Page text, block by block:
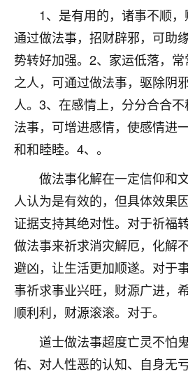
1、是有用的，诸事不顺
通过做法事，招财辟邪，可助
势转好加强。2、家运低落，
之人，可通过做法事，驱除阴
人。3、在感情上，分分合合
法事，可增进感情，使感情进
和和睦睦。4、。
做法事化解在一定信仰和
人认为是有效的，但具体效果
证据支持其绝对性。对于祈福
做法事来祈求消灾解厄，化解
避凶，让生活更加顺遂。对于
事祈求事业兴旺，财源广进，
顺利利，财源滚滚。对于。
道士做法事超度亡灵不怕
佑、对人性恶的认知、自身无
金白水清
我也想找老师看看，有没有
鹿森：慧来老师微信：
青春168
我也想要，我也想要！
Jessica李
老师做不做超度法事？我想
刚去世了。
七零老顽童：我母亲前年
做梦梦见她，后来也是
师，安排了超度法事，做
了，一开始是半信半疑的
2天前 来自云南